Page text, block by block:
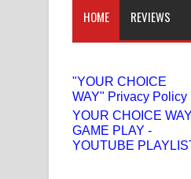
Niwuna
Numba Dun
Liyamuda
HOME REVIEWS
"YOUR CHOICE
WAY" Privacy Policy
YOUR CHOICE WAY
GAME PLAY -
YOUTUBE